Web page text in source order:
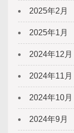
2025年2月
2025年1月
2024年12月
2024年11月
2024年10月
2024年9月